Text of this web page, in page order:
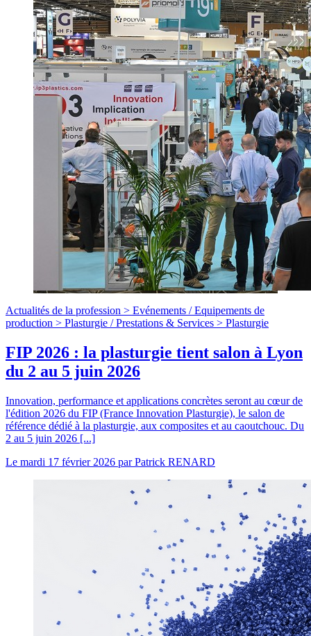
Actualités de la profession > Evénements /Equipements de
production > Plasturgie /Prestations & Services > Plasturgie
FIP 2026 : la plasturgie tient salon à Lyon
du 2 au 5 juin 2026
Innovation, performance et applications concrètes seront au cœur de
l'édition 2026 du FIP (France Innovation Plasturgie), le salon de
référence dédié à la plasturgie, aux composites et au caoutchouc. Du
2 au 5 juin 2026 [...]
Le mardi 17 février 2026 parPatrick RENARD